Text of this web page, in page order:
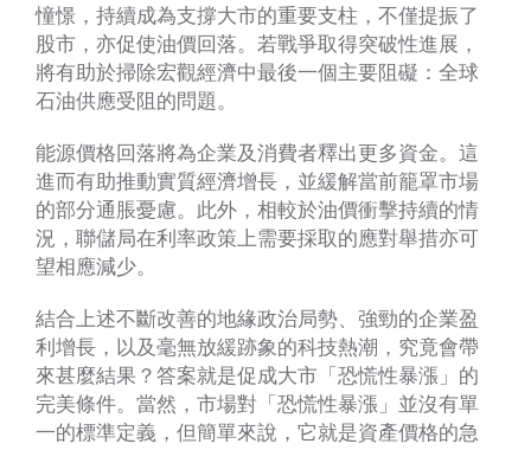
憧憬，持續成為支撐大市的重要支柱，不僅提振了
股市，亦促使油價回落。若戰爭取得突破性進展，
將有助於掃除宏觀經濟中最後一個主要阻礙：全球
石油供應受阻的問題。
能源價格回落將為企業及消費者釋出更多資金。這
進而有助推動實質經濟增長，並緩解當前籠罩市場
的部分通脹憂慮。此外，相較於油價衝擊持續的情
況，聯儲局在利率政策上需要採取的應對舉措亦可
望相應減少。
結合上述不斷改善的地緣政治局勢、強勁的企業盈
利增長，以及毫無放緩跡象的科技熱潮，究竟會帶
來甚麼結果？答案就是促成大市「恐慌性暴漲」的
完美條件。當然，市場對「恐慌性暴漲」並沒有單
一的標準定義，但簡單來說，它就是資產價格的急